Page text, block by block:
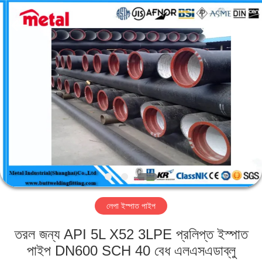
কারখানা
STEEL
লেপা ইস্পাত পাইপ
তরল জন্য API 5L X52 3LPE প্রলিপ্ত ইস্পাত
পাইপ DN600 SCH 40 বেধ এলএসএডাব্লু